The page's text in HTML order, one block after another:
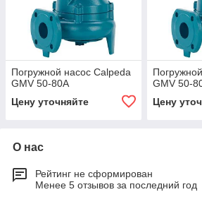
Погружной насос Calpeda
GMV 50-80A
Цену уточняйте
GMV 50-
Цену
О нас
Рейтинг не сформирован
Менее 5 отзывов за последний год